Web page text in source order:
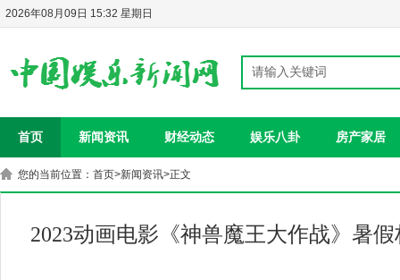
2026年08月09日 15:32 星期日
首页 新闻资讯 财经动态 娱乐八卦 房产家居
您的当前位置： 首页>新闻资讯>正文
2023动画电影《神兽魔王大作战》暑